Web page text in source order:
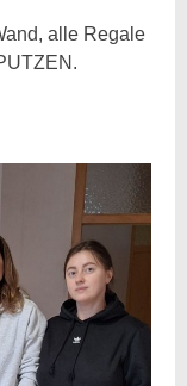
alle Regale